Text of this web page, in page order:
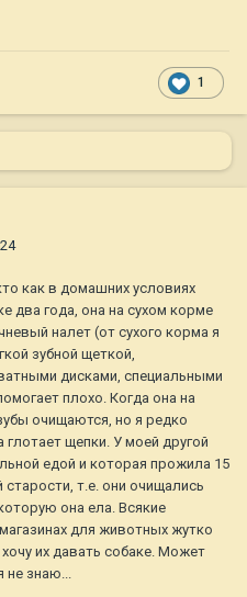
1
как в домашних условиях
два года, она на сухом корме
налет (от сухого корма я
зубной щеткой,
дисками, специальными
плохо. Когда она на
очищаются, но я редко
щепки. У моей другой
едой и которая прожила 15
т.е. они очищались
она ела. Всякие
для животных жутко
их давать собаке. Может
не знаю...